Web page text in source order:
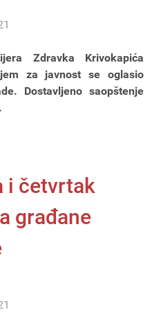
Zdravka Krivokapića
za javnost se oglasio
Dostavljeno saopštenje
i četvrtak
građane